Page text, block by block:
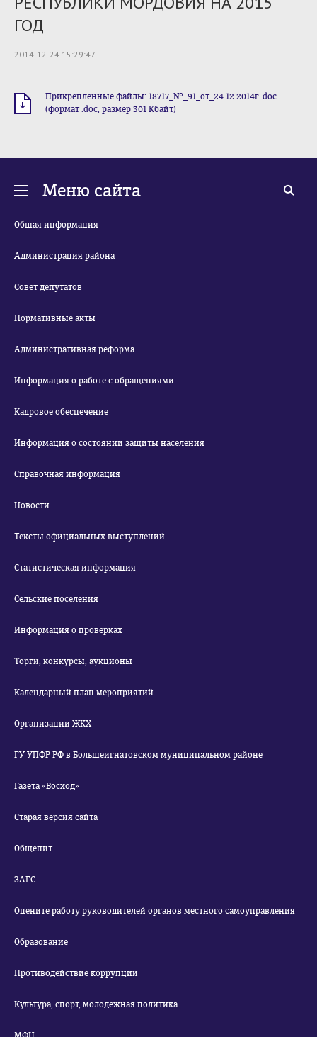
ГОД
2014-12-24 15:29:47
Прикрепленные файлы: 18717_№_91_от_24.12.2014г..doc
(формат .doc, размер 301 Кбайт)
Меню сайта
Общая информация
Администрация района
Совет депутатов
Нормативные акты
Административная реформа
Информация о работе с обращениями
Кадровое обеспечение
Информация о состоянии защиты населения
Справочная информация
Новости
Тексты официальных выступлений
Статистическая информация
Сельские поселения
Информация о проверках
Торги, конкурсы, аукционы
Календарный план мероприятий
Организации ЖКХ
ГУ УПФР РФ в Большеигнатовском муниципальном районе
Газета «Восход»
Старая версия сайта
Общепит
ЗАГС
Оцените работу руководителей органов местного самоуправления
Образование
Противодействие коррупции
Культура, спорт, молодежная политика